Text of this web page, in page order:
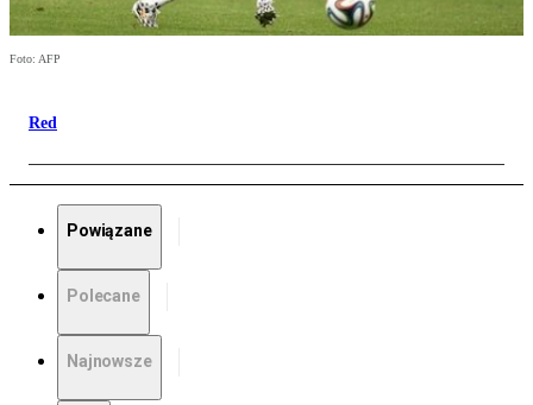
Foto: AFP
Red
Powiązane
Polecane
Najnowsze